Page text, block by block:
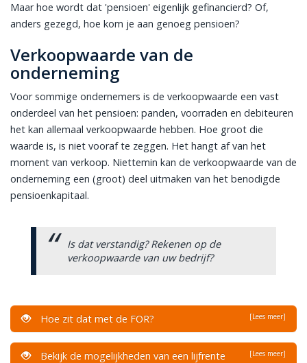
Maar hoe wordt dat 'pensioen' eigenlijk gefinancierd? Of,
anders gezegd, hoe kom je aan genoeg pensioen?
Verkoopwaarde van de
onderneming
Voor sommige ondernemers is de verkoopwaarde een vast
onderdeel van het pensioen: panden, voorraden en debiteuren
het kan allemaal verkoopwaarde hebben. Hoe groot die
waarde is, is niet vooraf te zeggen. Het hangt af van het
moment van verkoop. Niettemin kan de verkoopwaarde van de
onderneming een (groot) deel uitmaken van het benodigde
pensioenkapitaal.
Is dat verstandig? Rekenen op de
verkoopwaarde van uw bedrijf?
Hoe zit dat met de FOR? [Lees meer]
Bekijk de mogelijkheden van een lijfrente [Lees meer]